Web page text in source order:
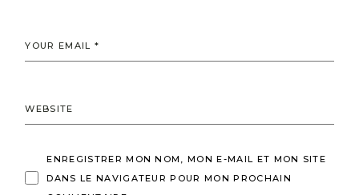
ENREGISTRER MON NOM, MON E-MAIL ET MON SITE
DANS LE NAVIGATEUR POUR MON PROCHAIN